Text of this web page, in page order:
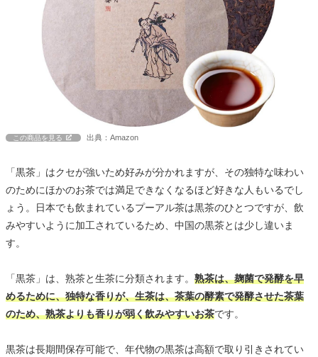
この商品を見る 出典：Amazon
「黒茶」はクセが強いため好みが分かれますが、その独特な味わい
のためにほかのお茶では満足できなくなるほど好きな人もいるでし
ょう。日本でも飲まれているプーアル茶は黒茶のひとつですが、飲
みやすいように加工されているため、中国の黒茶とは少し違いま
す。
「黒茶」は、熟茶と生茶に分類されます。 熟茶は、麹菌で発酵を早
めるために、独特な香りが、生茶は、茶葉の酵素で発酵させた茶葉
のため、熟茶よりも香りが弱く飲みやすいお茶です。
黒茶は長期間保存可能で、年代物の黒茶は高額で取り引きされてい